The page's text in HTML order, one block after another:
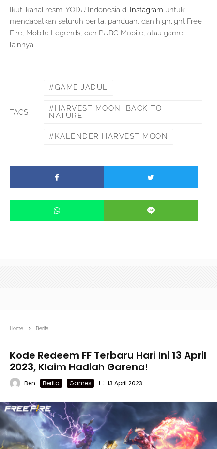
Ikuti kanal resmi YODU Indonesia di Instagram untuk
mendapatkan seluruh berita, panduan, dan highlight Free
Fire, Mobile Legends, dan PUBG Mobile, atau game
lainnya.
TAGS
GAME JADUL
HARVEST MOON: BACK TO
NATURE
KALENDER HARVEST MOON
Home Berita
Kode Redeem FF Terbaru Hari Ini 13 April
2023, Klaim Hadiah Garena!
Ben Berita Games 13 April 2023